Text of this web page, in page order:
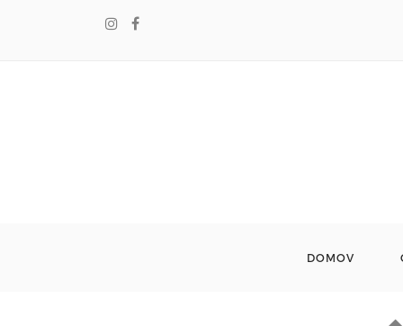
DOMOV